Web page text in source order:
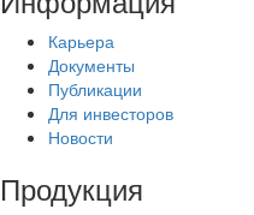
Карьера
Документы
Публикации
Для инвесторов
Новости
Продукция